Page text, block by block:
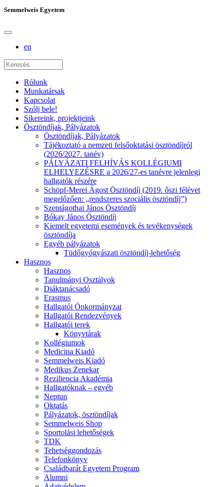
Semmelweis Egyetem
en
Rólunk
Munkatársak
Kapcsolat
Szólj bele!
Sikereink, projektjeink
Ösztöndíjak, Pályázatok
Ösztöndíjak, Pályázatok
Tájékoztató a nemzeti felsőoktatási ösztöndíjról
(2026/2027. tanév)
PÁLYÁZATI FELHÍVÁS KOLLÉGIUMI
ELHELYEZÉSRE a 2026/27-es tanévre jelenlegi
hallgatók részére
Schöpf-Merei Ágost Ösztöndíj (2019. őszi félévet
megelőzően: „rendszeres szociális ösztöndíj”)
Szentágothai János Ösztöndíj
Bókay János Ösztöndíj
Kiemelt egyetemi események és tevékenységek
ösztöndíja
Egyéb pályázatok
Tüdőgyógyászati ösztöndíj-lehetőség
Hasznos
Hasznos
Tanulmányi Osztályok
Diáktanácsadó
Erasmus
Hallgatói Önkormányzat
Hallgatói Rendezvények
Hallgatói terek
Könyvtárak
Kollégiumok
Medicina Kiadó
Semmelweis Kiadó
Medikus Zenekar
Reziliencia Akadémia
Hallgatóknak – egyéb
Neptun
Oktatás
Pályázatok, ösztöndíjak
Semmelweis Shop
Sportolási lehetőségek
TDK
Tehetséggondozás
Telefonkönyv
Családbarát Egyetem Program
Alumni